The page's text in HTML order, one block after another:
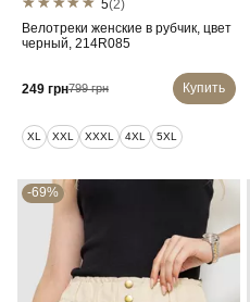
5(2)
Велотреки женские в рубчик, цвет
черный, 214R085
249 грн799 грн Купить
XL XXL XXXL 4XL 5XL
-69%